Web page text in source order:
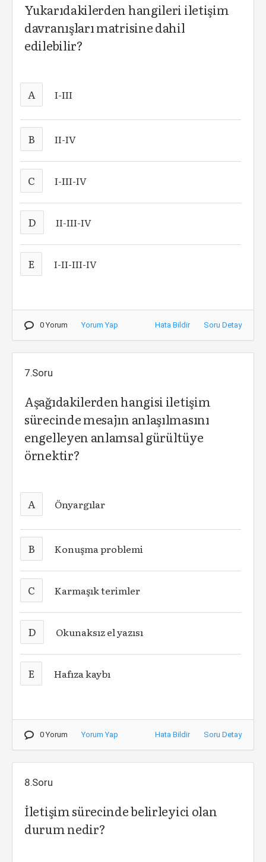
Yukarıdakilerden hangileri iletişim
davranışları matrisine dahil
edilebilir?
A I-III
B II-IV
C I-III-IV
D II-III-IV
E I-II-III-IV
0 Yorum Yorum Yap Hata Bildir Soru Detay
7.Soru
Aşağıdakilerden hangisi iletişim
sürecinde mesajın anlaşılmasını
engelleyen anlamsal gürültüye
örnektir?
A Önyargılar
B Konuşma problemi
C Karmaşık terimler
D Okunaksız el yazısı
E Hafıza kaybı
0 Yorum Yorum Yap Hata Bildir Soru Detay
8.Soru
İletişim sürecinde belirleyici olan
durum nedir?